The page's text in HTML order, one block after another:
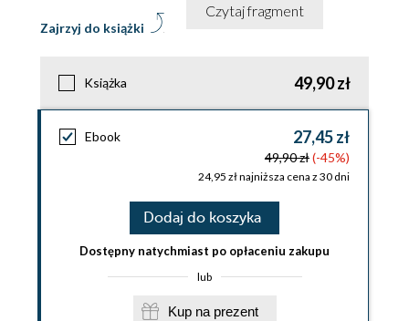
Zajrzyj do książki
Czytaj fragment
Książka 49,90 zł
Ebook 27,45 zł
49,90 zł(-45%)
24,95 zł najniższa cena z 30 dni
Dodaj do koszyka
Dostępny natychmiast po opłaceniu zakupu
lub
Kup na prezent